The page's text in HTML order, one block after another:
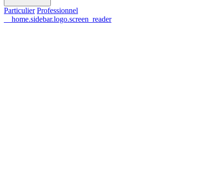
Particulier Professionnel
__home.sidebar.logo.screen_reader